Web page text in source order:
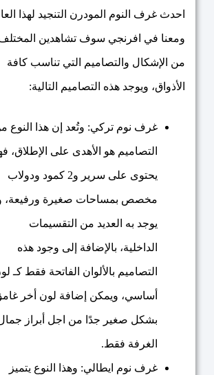
احدث غرف النوم المودرن التنجيد لهذا
ومعنا في افرنجي سوف تشاهدين
من الإشكال والتصاميم التي تناسب كافة
الأذواق، ويوجد هذه التصاميم التالية:
غرف نوم تركي: وتُعد إن هذا النوع
التصاميم هو الأهدى على الإطلاق،
يحتوى على سرير و2 كمود ودولاب
مخصص بمساحات صغيرة ورفيعة،
يوجد به العديد من التقسيمات
الداخلية، بالإضافة إلى وجود هذه
التصاميم بالألوان الفاتحة فقط كـ
أساسي، ويمكن إضافة لون أخر
بشكل صغير جدًا من اجل أبراز
الغرفة فقط.
غرف نوم ايطالي: وهذا النوع يتميز